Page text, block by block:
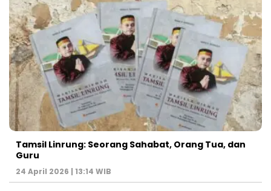
Tamsil Linrung: Seorang Sahabat, Orang Tua, dan
Guru
24 April 2026 | 13:14 WIB